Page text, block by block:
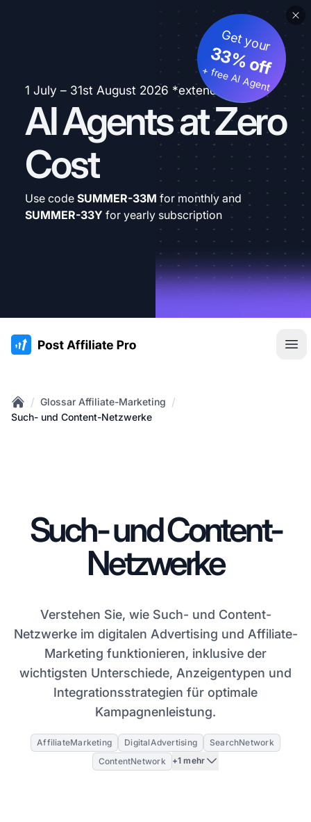
1 July – 31st August 2026 *extended
AI Agents at Zero
Cost
Get your
33% off
+ free AI Agent
Use code SUMMER-33M for monthly and
SUMMER-33Y for yearly subscription
:site.title
Home
/ Glossar Affiliate-Marketing /
Such- und Content-Netzwerke
Such- und Content-
Netzwerke
Verstehen Sie, wie Such- und Content-
Netzwerke im digitalen Advertising und Affiliate-
Marketing funktionieren, inklusive der
wichtigsten Unterschiede, Anzeigentypen und
Integrationsstrategien für optimale
Kampagnenleistung.
AffiliateMarketing DigitalAdvertising
SearchNetwork
ContentNetwork
+1 mehr